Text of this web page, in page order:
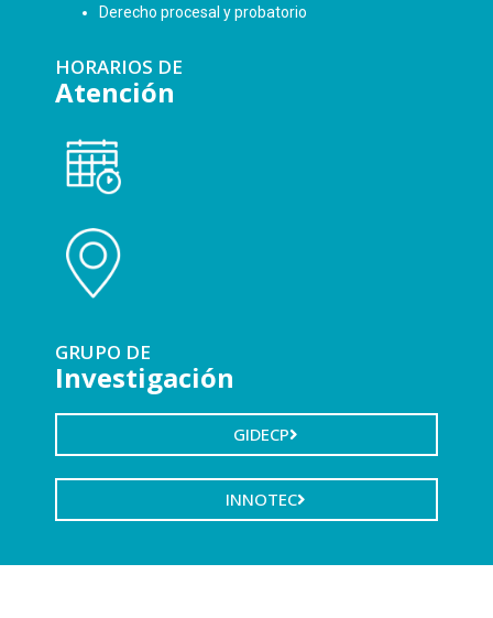
Derecho procesal y probatorio
HORARIOS DE
Atención
GRUPO DE
Investigación
GIDECP
INNOTEC